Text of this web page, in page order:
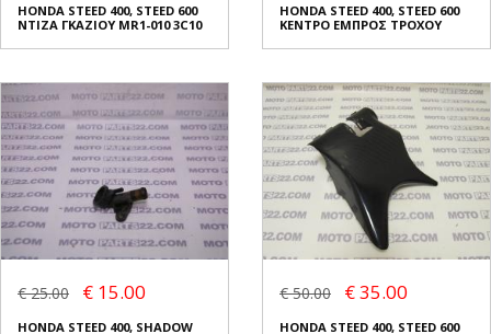
HONDA STEED 400, STEED 600
ΝΤΙΖΑ ΓΚΑΖΙΟΥ MR1-010 3C10
HONDA STEED 400, STEED 600
ΚΕΝΤΡΟ ΕΜΠΡΟΣ ΤΡΟΧΟΥ
€ 25.00 € 15.00
HONDA STEED 400, SHADOW
€ 50.00 € 35.00
HONDA STEED 400, STEED 600